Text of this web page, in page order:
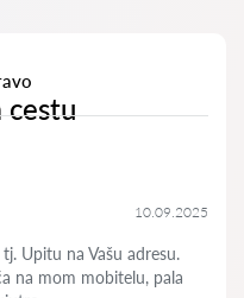
cestu
10.09.2025
Upitu na Vašu adresu.
na mom mobitelu, pala